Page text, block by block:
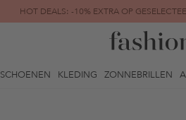
HOT DEALS: -10% EXTRA OP
FINAL SALE | TOT -
SCHOENEN KLEDING ZONNEBRILLEN